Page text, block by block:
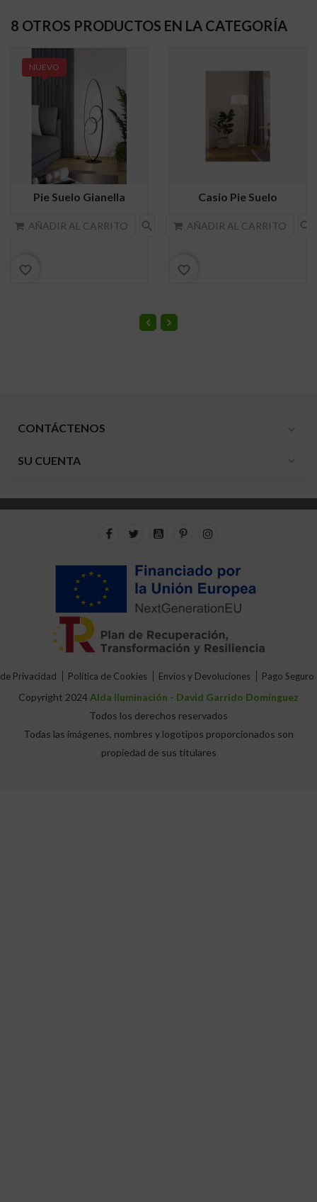
8 OTROS PRODUCTOS EN LA CATEGORÍA
Pie Suelo Gianella
AÑADIR AL CARRITO search
NUEVO
favorite_border
Casio Pie Suelo
AÑADIR AL CARRITO search
favorite_border
CONTÁCTENOS expand_more
SU CUENTA expand_more
Privacidad Política de Cookies Envíos y Devoluciones Pago Seguro
Copyright 2024Alda Iluminación - David Garrido Domínguez
Todos los derechos reservados
Todas las imágenes, nombres y logotipos proporcionados son
propiedad de sus titulares